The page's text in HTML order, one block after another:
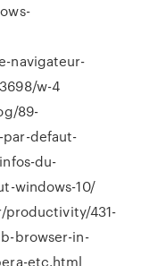
navigateur-
w-4
89-
defaut-
du-
windows-10/
431-
browser-in-
etc.html